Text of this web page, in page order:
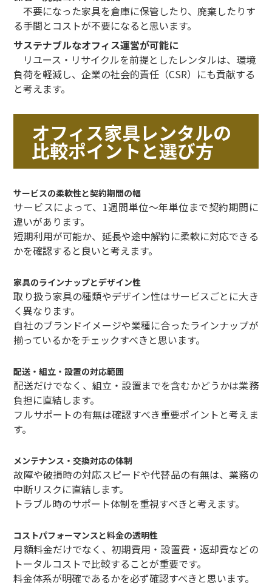
不要になった家具を倉庫に保管したり、廃棄したりす
る手間とコストが不要になると思います。
サステナブルなオフィス運営が可能に
リユース・リサイクルを前提としたレンタルは、環境
負荷を軽減し、企業の社会的責任（CSR）にも貢献する
と考えます。
オフィス家具レンタルの
比較ポイントと選び方
サービスの柔軟性と契約期間の幅
サービスによって、1週間単位〜年単位まで契約期間に
違いがあります。
短期利用が可能か、延長や途中解約に柔軟に対応できる
かを確認すると良いと考えます。
家具のラインナップとデザイン性
取り扱う家具の種類やデザイン性はサービスごとに大き
く異なります。
自社のブランドイメージや業種に合ったラインナップが
揃っているかをチェックすべきと思います。
配送・組立・設置の対応範囲
配送だけでなく、組立・設置までを含むかどうかは業務
負担に直結します。
フルサポートの有無は確認すべき重要ポイントと考えま
す。
メンテナンス・交換対応の体制
故障や破損時の対応スピードや代替品の有無は、業務の
中断リスクに直結します。
トラブル時のサポート体制を重視すべきと考えます。
コストパフォーマンスと料金の透明性
月額料金だけでなく、初期費用・設置費・返却費などの
トータルコストで比較することが重要です。
料金体系が明確であるかを必ず確認すべきと思います。